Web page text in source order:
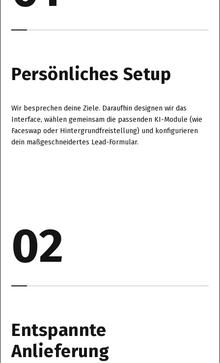
Persönliches Setup
Wir besprechen deine Ziele. Daraufhin designen wir das
Interface, wählen gemeinsam die passenden KI-Module (wie
Faceswap oder Hintergrundfreistellung) und konfigurieren
dein maßgeschneidertes Lead-Formular.
02
Entspannte
Anlieferung